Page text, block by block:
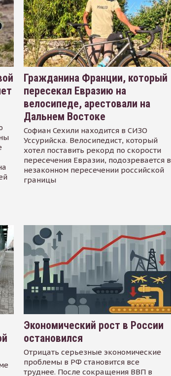
Гражданина Франции, который
пересекал Евразию на
велосипеде, арестовали на
Дальнем Востоке
Софиан Сехили находится в СИЗО
Уссурийска. Велосипедист, который
хотел поставить рекорд по скорости
пересечения Евразии, подозревается в
незаконном пересечении российской
границы
Экономический рост в России
остановился
Отрицать серьезные экономические
проблемы в РФ становится все
труднее. После сокращения ВВП в